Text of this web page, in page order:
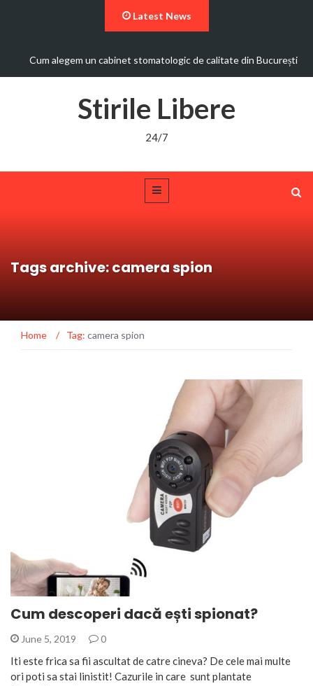
Latest News
Cum alegem un cabinet stomatologic de calitate din București
Stirile Libere
24/7
Tags archive: camera spion
Home / Tag: camera spion
Cum descoperi dacă ești spionat?
June 5, 2019 0
Iti este frica sa fii ascultat de catre cineva? De cele mai multe
ori poti sa stai linistit! Cazurile in care sunt plantate